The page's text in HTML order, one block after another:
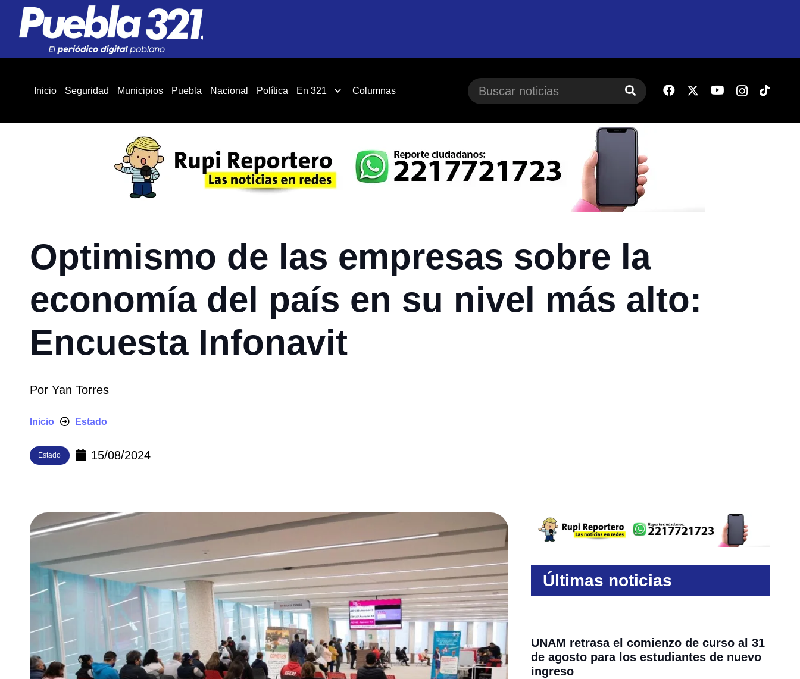
Inicio Seguridad Municipios Puebla Nacional Política En 321 Columnas
Optimismo de las empresas sobre la
economía del país en su nivel más alto:
Encuesta Infonavit
Por Yan Torres
Inicio Estado
Estado 15/08/2024
Últimas noticias
UNAM retrasa el comienzo de curso al 31
de agosto para los estudiantes de nuevo
ingreso